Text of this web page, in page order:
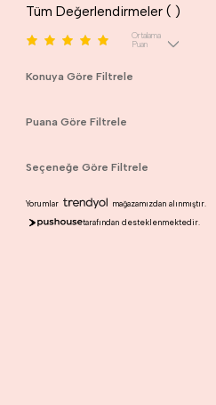
Tüm Değerlendirmeler ( )
Ortalama
Puan
Konuya Göre Filtrele
Puana Göre Filtrele
Seçeneğe Göre Filtrele
Yorumlar
mağazamızdan alınmıştır.
tarafından desteklenmektedir.